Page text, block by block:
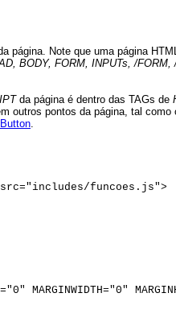
página. Note que uma página
BODY, FORM, INPUTs, /FORM,
da página é dentro das TAGs de
outros pontos da página, tal como
.
src="includes/funcoes.js">
MARGINWIDTH="0"